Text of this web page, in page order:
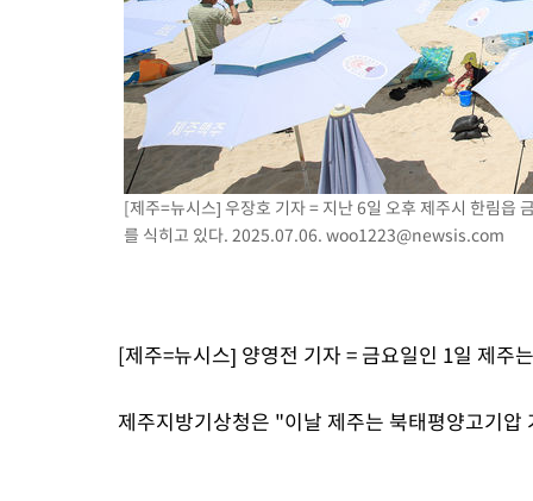
[제주=뉴시스] 우장호 기자 = 지난 6일 오후 제주시 한림읍
를 식히고 있다. 2025.07.06. woo1223@newsis.com
[제주=뉴시스] 양영전 기자 = 금요일인 1일 제주
제주지방기상청은 "이날 제주는 북태평양고기